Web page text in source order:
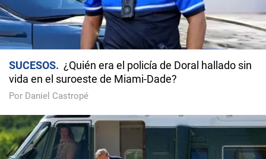
SUCESOS
¿Quién era el policía de Doral hallado sin
vida en el suroeste de Miami-Dade?
Por Daniel Castropé